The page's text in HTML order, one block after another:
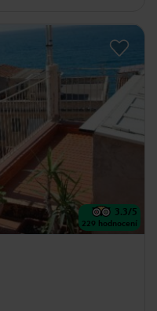
3.3/5
229 hodnocení